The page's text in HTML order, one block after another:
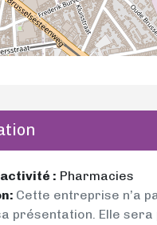
: Pharmacies
Cette entreprise n’a
présentation. Elle sera